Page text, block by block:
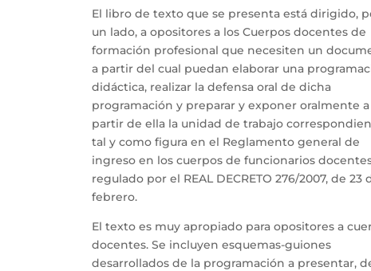
El libro de texto que se presenta está dirigido,
un lado, a opositores a los Cuerpos docentes de
formación profesional que necesiten un
a partir del cual puedan elaborar una
didáctica, realizar la defensa oral de dicha
programación y preparar y exponer oralmente a
partir de ella la unidad de trabajo
tal y como figura en el Reglamento general de
ingreso en los cuerpos de funcionarios
regulado por el REAL DECRETO 276/2007, de 23
febrero.
El texto es muy apropiado para opositores a
docentes. Se incluyen esquemas-guiones
desarrollados de la programación a presentar,